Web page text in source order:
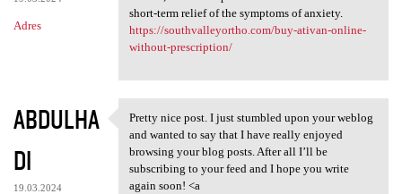
Adres
short-term relief of the symptoms of anxiety.
https://southvalleyortho.com/buy-ativan-online-
without-prescription/
ABDULHA
DI
19.03.2024
Pretty nice post. I just
Pretty nice post. I just stumbled upon your weblog
and wanted to say that I have really enjoyed
browsing your blog posts. After all I’ll be
subscribing to your feed and I hope you write
again soon! <a